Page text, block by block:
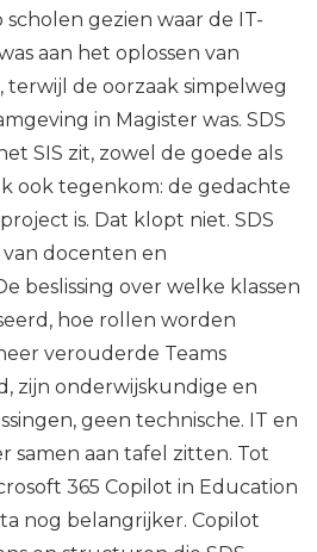
scholen gezien waar de IT-
aan het oplossen van
de oorzaak simpelweg
in Magister was. SDS
SIS zit, zowel de goede als
ook tegenkom: de gedachte
is. Dat klopt niet. SDS
docenten en
beslissing over welke klassen
hoe rollen worden
verouderde Teams
zijn onderwijskundige en
geen technische. IT en
samen aan tafel zitten. Tot
365 Copilot in Education
nog belangrijker. Copilot